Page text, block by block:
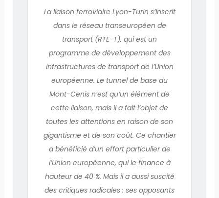
La liaison ferroviaire Lyon-Turin s’inscrit
dans le réseau transeuropéen de
transport (RTE-T), qui est un
programme de développement des
infrastructures de transport de l’Union
européenne. Le tunnel de base du
Mont-Cenis n’est qu’un élément de
cette liaison, mais il a fait l’objet de
toutes les attentions en raison de son
gigantisme et de son coût. Ce chantier
a bénéficié d’un effort particulier de
l’Union européenne, qui le finance à
hauteur de 40 %. Mais il a aussi suscité
des critiques radicales : ses opposants